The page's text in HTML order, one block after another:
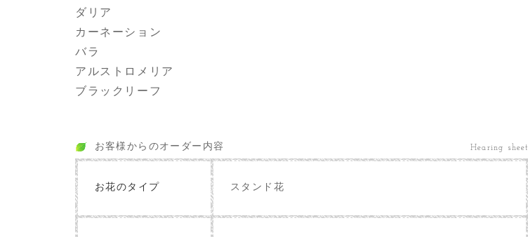
ダリア
カーネーション
バラ
アルストロメリア
ブラックリーフ
お客様からのオーダー内容 Hearing sheet
お花のタイプ スタンド花